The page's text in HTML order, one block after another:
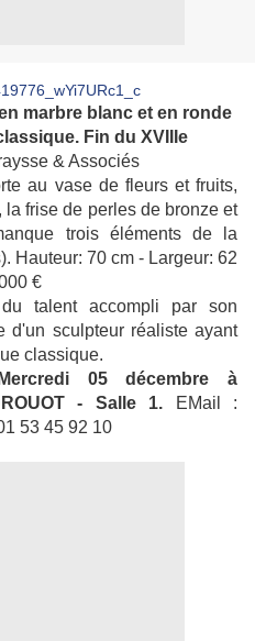
marbre blanc et en ronde
Fin du XVIIIe
& Associés
au vase de fleurs et fruits,
frise de perles de bronze et
trois éléments de la
Hauteur: 70 cm - Largeur: 62
€
talent accompli par son
d'un sculpteur réaliste ayant
classique.
Mercredi 05 décembre à
- Salle 1.
EMail :
53 45 92 10